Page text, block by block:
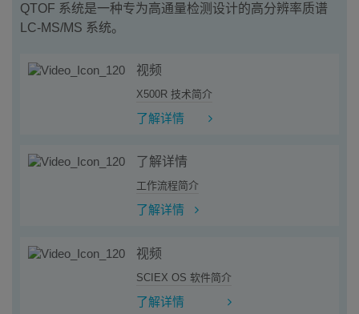
QTOF 系统是一种专为高通量检测设计的高分辨率质谱
LC-MS/MS 系统。
视频
X500R 技术简介
了解详情
了解详情
工作流程简介
了解详情
视频
SCIEX OS 软件简介
了解详情